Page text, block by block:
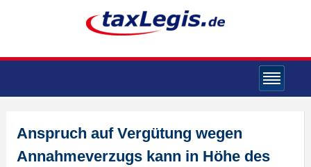
Anspruch auf Vergütung wegen
Annahmeverzugs kann in Höhe des